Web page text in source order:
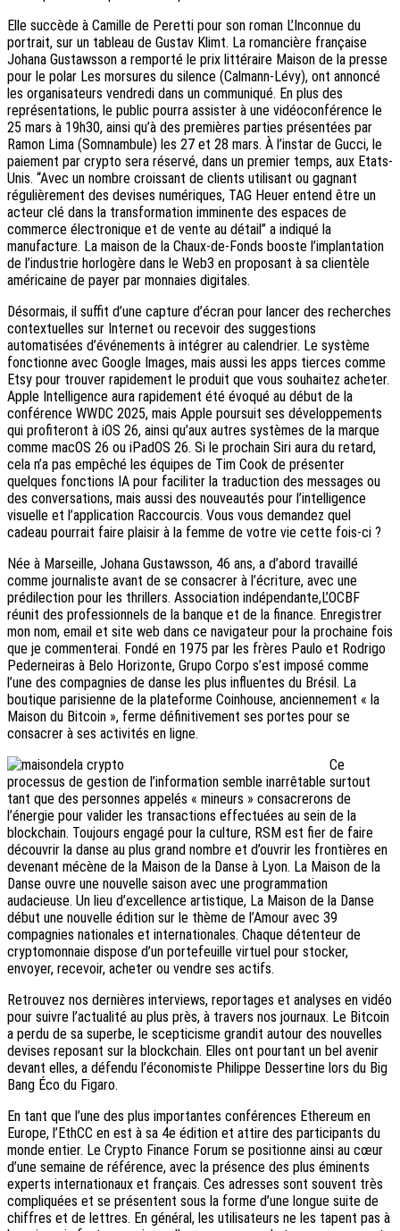
Elle succède à Camille de Peretti pour son roman L’Inconnue du
portrait, sur un tableau de Gustav Klimt. La romancière française
Johana Gustawsson a remporté le prix littéraire Maison de la presse
pour le polar Les morsures du silence (Calmann-Lévy), ont annoncé
les organisateurs vendredi dans un communiqué. En plus des
représentations, le public pourra assister à une vidéoconférence le
25 mars à 19h30, ainsi qu’à des premières parties présentées par
Ramon Lima (Somnambule) les 27 et 28 mars. À l’instar de Gucci, le
paiement par crypto sera réservé, dans un premier temps, aux Etats-
Unis. “Avec un nombre croissant de clients utilisant ou gagnant
régulièrement des devises numériques, TAG Heuer entend être un
acteur clé dans la transformation imminente des espaces de
commerce électronique et de vente au détail” a indiqué la
manufacture. La maison de la Chaux-de-Fonds booste l’implantation
de l’industrie horlogère dans le Web3 en proposant à sa clientèle
américaine de payer par monnaies digitales.
Désormais, il suffit d’une capture d’écran pour lancer des recherches
contextuelles sur Internet ou recevoir des suggestions
automatisées d’événements à intégrer au calendrier. Le système
fonctionne avec Google Images, mais aussi les apps tierces comme
Etsy pour trouver rapidement le produit que vous souhaitez acheter.
Apple Intelligence aura rapidement été évoqué au début de la
conférence WWDC 2025, mais Apple poursuit ses développements
qui profiteront à iOS 26, ainsi qu’aux autres systèmes de la marque
comme macOS 26 ou iPadOS 26. Si le prochain Siri aura du retard,
cela n’a pas empêché les équipes de Tim Cook de présenter
quelques fonctions IA pour faciliter la traduction des messages ou
des conversations, mais aussi des nouveautés pour l’intelligence
visuelle et l’application Raccourcis. Vous vous demandez quel
cadeau pourrait faire plaisir à la femme de votre vie cette fois-ci ?
Née à Marseille, Johana Gustawsson, 46 ans, a d’abord travaillé
comme journaliste avant de se consacrer à l’écriture, avec une
prédilection pour les thrillers. Association indépendante,L’OCBF
réunit des professionnels de la banque et de la finance. Enregistrer
mon nom, email et site web dans ce navigateur pour la prochaine fois
que je commenterai. Fondé en 1975 par les frères Paulo et Rodrigo
Pederneiras à Belo Horizonte, Grupo Corpo s’est imposé comme
l’une des compagnies de danse les plus influentes du Brésil. La
boutique parisienne de la plateforme Coinhouse, anciennement « la
Maison du Bitcoin », ferme définitivement ses portes pour se
consacrer à ses activités en ligne.
Ce
processus de gestion de l’information semble inarrêtable surtout
tant que des personnes appelés « mineurs » consacrerons de
l’énergie pour valider les transactions effectuées au sein de la
blockchain. Toujours engagé pour la culture, RSM est fier de faire
découvrir la danse au plus grand nombre et d’ouvrir les frontières en
devenant mécène de la Maison de la Danse à Lyon. La Maison de la
Danse ouvre une nouvelle saison avec une programmation
audacieuse. Un lieu d’excellence artistique, La Maison de la Danse
début une nouvelle édition sur le thème de l’Amour avec 39
compagnies nationales et internationales. Chaque détenteur de
cryptomonnaie dispose d’un portefeuille virtuel pour stocker,
envoyer, recevoir, acheter ou vendre ses actifs.
Retrouvez nos dernières interviews, reportages et analyses en vidéo
pour suivre l’actualité au plus près, à travers nos journaux. Le Bitcoin
a perdu de sa superbe, le scepticisme grandit autour des nouvelles
devises reposant sur la blockchain. Elles ont pourtant un bel avenir
devant elles, a défendu l’économiste Philippe Dessertine lors du Big
Bang Éco du Figaro.
En tant que l’une des plus importantes conférences Ethereum en
Europe, l’EthCC en est à sa 4e édition et attire des participants du
monde entier. Le Crypto Finance Forum se positionne ainsi au cœur
d’une semaine de référence, avec la présence des plus éminents
experts internationaux et français. Ces adresses sont souvent très
compliquées et se présentent sous la forme d’une longue suite de
chiffres et de lettres. En général, les utilisateurs ne les tapent pas à